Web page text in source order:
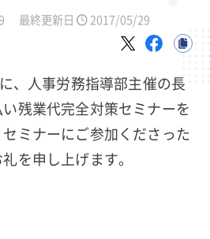
最終更新日 2017/05/29
、人事労務指導部主催の長
残業代完全対策セミナーを
ミナーにご参加くださった
を申し上げます。